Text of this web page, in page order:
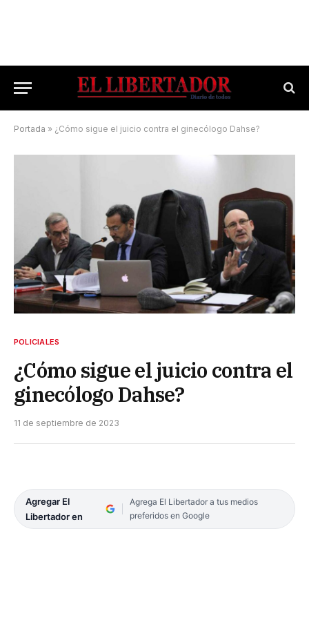
Portada » ¿Cómo sigue el juicio contra el ginecólogo Dahse?
POLICIALES
¿Cómo sigue el juicio contra el
ginecólogo Dahse?
11 de septiembre de 2023
Agregar El
Libertador en
Agrega El Libertador a tus medios
preferidos en Google